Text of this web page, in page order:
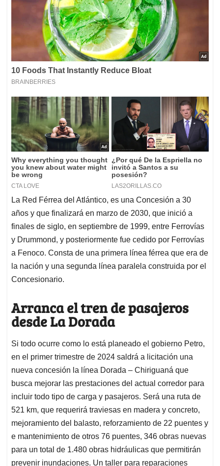
La Red Férrea del Atlántico, es una Concesión a 30
años y que finalizará en marzo de 2030, que inició a
finales de siglo, en septiembre de 1999, entre Ferrovías
y Drummond, y posteriormente fue cedido por Ferrovías
a Fenoco. Consta de una primera línea férrea que era de
la nación y una segunda línea paralela construida por el
Concesionario.
Arranca el tren de pasajeros
desde La Dorada
Si todo ocurre como lo está planeado el gobierno Petro,
en el primer trimestre de 2024 saldrá a licitación una
nueva concesión la línea Dorada – Chiriguaná que
busca mejorar las prestaciones del actual corredor para
incluir todo tipo de carga y pasajeros. Será una ruta de
521 km, que requerirá traviesas en madera y concreto,
mejoramiento del balasto, reforzamiento de 22 puentes y
e mantenimiento de otros 76 puentes, 346 obras nuevas
para un total de 1.480 obras hidráulicas que permitirán
prevenir inundaciones. Un taller para reparaciones